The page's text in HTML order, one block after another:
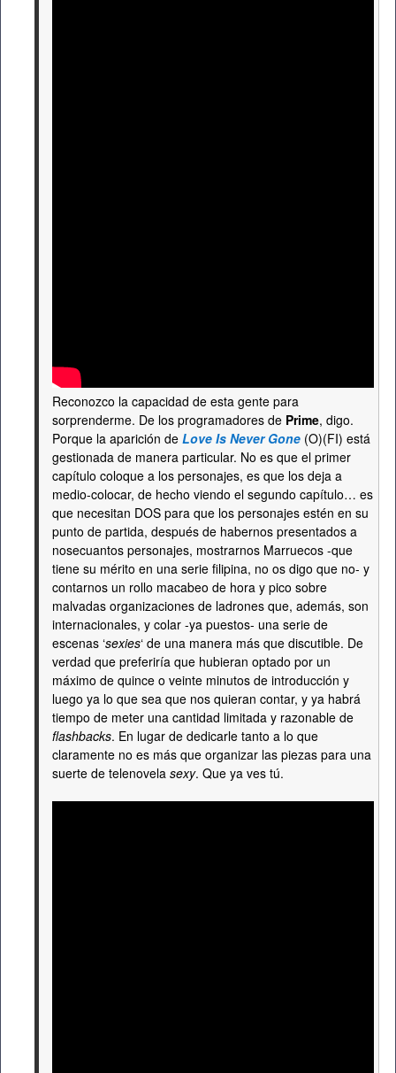
Reconozco la capacidad de esta gente para
sorprenderme. De los programadores de Prime, digo.
Porque la aparición de Love Is Never Gone (O)(FI) está
gestionada de manera particular. No es que el primer
capítulo coloque a los personajes, es que los deja a
medio-colocar, de hecho viendo el segundo capítulo… es
que necesitan DOS para que los personajes estén en su
punto de partida, después de habernos presentados a
nosecuantos personajes, mostrarnos Marruecos -que
tiene su mérito en una serie filipina, no os digo que no- y
contarnos un rollo macabeo de hora y pico sobre
malvadas organizaciones de ladrones que, además, son
internacionales, y colar -ya puestos- una serie de
escenas ‘sexies‘ de una manera más que discutible. De
verdad que preferiría que hubieran optado por un
máximo de quince o veinte minutos de introducción y
luego ya lo que sea que nos quieran contar, y ya habrá
tiempo de meter una cantidad limitada y razonable de
flashbacks. En lugar de dedicarle tanto a lo que
claramente no es más que organizar las piezas para una
suerte de telenovela sexy. Que ya ves tú.